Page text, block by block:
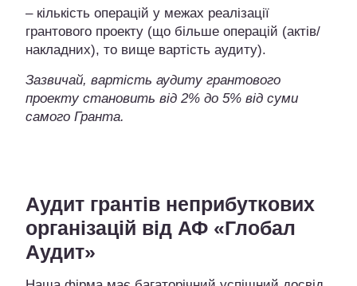
– кількість операцій у межах реалізації
грантового проекту (що більше операцій (актів/
накладних), то вище вартість аудиту).
Зазвичай, вартість аудиту грантового
проекту становить від 2% до 5% від суми
самого Гранта.
Аудит грантів неприбуткових
організацій від АФ «Глобал
Аудит»